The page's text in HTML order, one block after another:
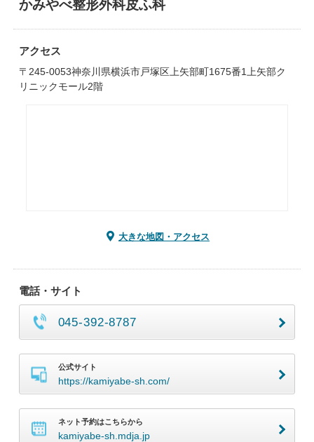
かみやべ整形外科皮ふ科
アクセス
〒245-0053神奈川県横浜市戸塚区上矢部町1675番1上矢部ク
リニックモール2階
大きな地図・アクセス
電話・サイト
045-392-8787
公式サイト
https://kamiyabe-sh.com/
ネット予約はこちらから
kamiyabe-sh.mdja.jp